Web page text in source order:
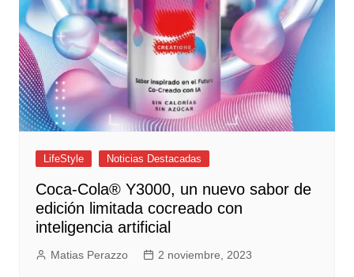
LifeStyle Noticias Destacadas
Coca-Cola® Y3000, un nuevo sabor de
edición limitada cocreado con
inteligencia artificial
Matias Perazzo 2 noviembre, 2023